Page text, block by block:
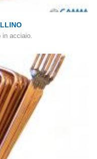
in acciaio.